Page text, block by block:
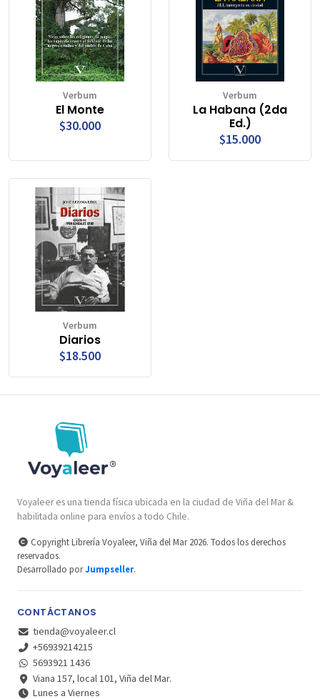
Verbum
El Monte
$30.000
Verbum
La Habana (2da
Ed.)
$15.000
Verbum
Diarios
$18.500
Voyaleer es una tienda física ubicada en la ciudad de Viña del Mar &
habilitada online para envíos a todo Chile.
Copyright Librería Voyaleer, Viña del Mar 2026. Todos los derechos
reservados.
Desarrollado porJumpseller.
CONTÁCTANOS
tienda@voyaleer.cl
+56939214215
5693921 1436
Viana 157, local 101, Viña del Mar.
Lunes a Viernes